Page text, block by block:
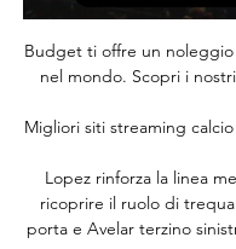
Budget ti offre un
nel mondo. Scopri i
Migliori siti streaming
Lopez rinforza la linea
ricoprire il ruolo di
porta e Avelar terzino